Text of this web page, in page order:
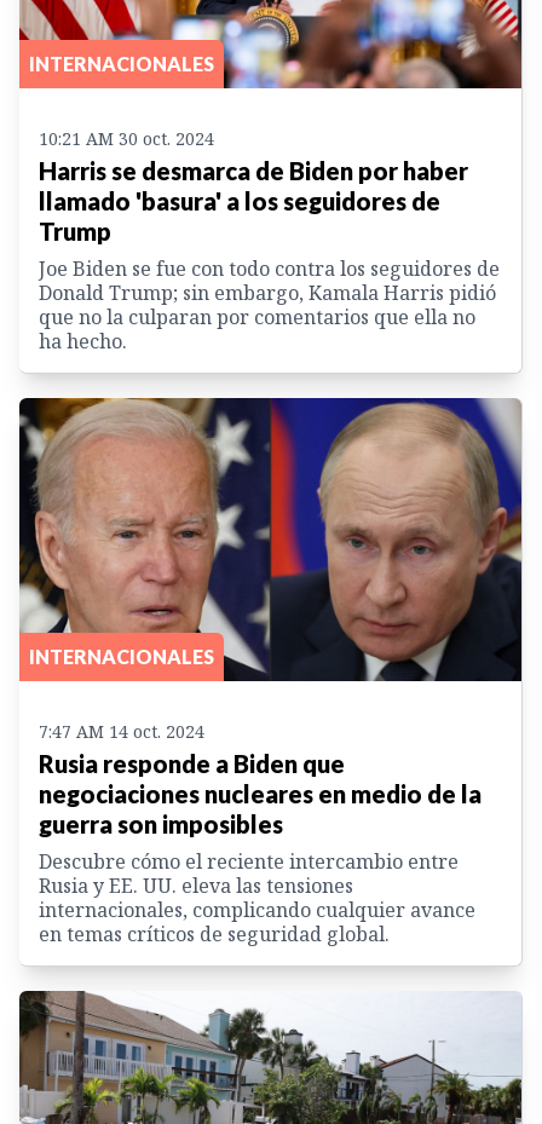
INTERNACIONALES
10:21 AM 30 oct. 2024
Harris se desmarca de Biden por haber
llamado 'basura' a los seguidores de
Trump
Joe Biden se fue con todo contra los seguidores de
Donald Trump; sin embargo, Kamala Harris pidió
que no la culparan por comentarios que ella no
ha hecho.
INTERNACIONALES
7:47 AM 14 oct. 2024
Rusia responde a Biden que
negociaciones nucleares en medio de la
guerra son imposibles
Descubre cómo el reciente intercambio entre
Rusia y EE. UU. eleva las tensiones
internacionales, complicando cualquier avance
en temas críticos de seguridad global.